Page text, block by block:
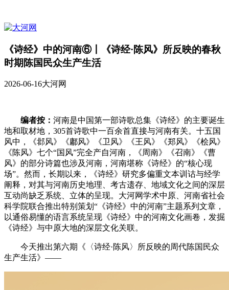
《诗经》中的河南⑥丨《诗经·陈风》所反映的春秋
时期陈国民众生产生活
2026-06-16大河网
编者按： 河南是中国第一部诗歌总集《诗经》的主要诞生
地和取材地，305首诗歌中一百余首直接与河南有关。十五国
风中，《邶风》《鄘风》《卫风》《王风》《郑风》《桧风》
《陈风》七个“国风”完全产自河南，《周南》《召南》《曹
风》的部分诗篇也涉及河南，河南堪称《诗经》的“核心现
场”。然而，长期以来，《诗经》研究多偏重文本训诂与经学
阐释，对其与河南历史地理、考古遗存、地域文化之间的深层
互动尚缺乏系统、立体的呈现。大河网学术中原、河南省社会
科学院联合推出特别策划“《诗经》中的河南”主题系列文章，
以通俗易懂的语言系统呈现《诗经》中的河南文化画卷，发掘
《诗经》与中原大地的深层文化关联。
今天推出第六期《〈诗经·陈风〉所反映的周代陈国民众
生产生活》——